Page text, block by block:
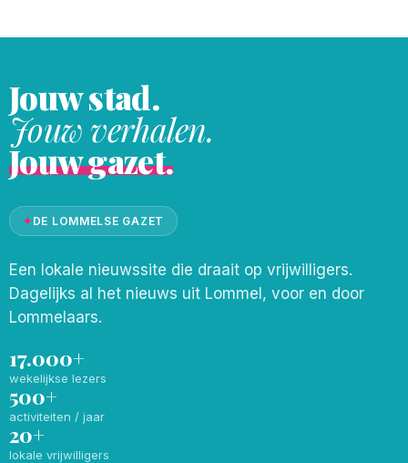
Jouw stad.
Jouw verhalen.
Jouw gazet.
✦DE LOMMELSE GAZET
Een lokale nieuwssite die draait op vrijwilligers.
Dagelijks al het nieuws uit Lommel, voor en door
Lommelaars.
17.000+
wekelijkse lezers
500+
activiteiten / jaar
20+
lokale vrijwilligers